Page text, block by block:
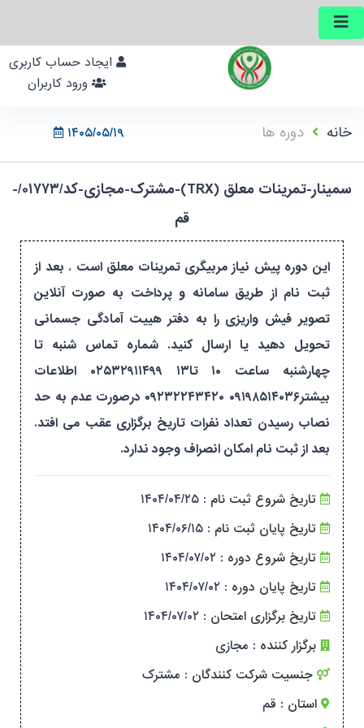
۱۴۰۵/۰۵/۱۹ خانه دوره ها
سمینار-تمرینات معلق (TRX)-مشترک-مجازی-کد/۰۱۷۷۳/-
قم
این دوره پیش نیاز مربیگری تمرینات معلق است . بعد از
ثبت نام از طریق سامانه و پرداخت به صورت آنلاین
تصویر فیش واریزی را به دفتر هییت آمادگی جسمانی
تحویل دهید یا ارسال کنید. شماره تماس شنبه تا
چهارشنبه ساعت ۱۰ تا۱۳ ۰۲۵۳۲۹۱۱۴۹۹ اطلاعات
بیشتر۰۹۱۹۸۵۱۴۰۳۶ ۰۹۲۳۲۲۴۳۴۲۰ درصورت عدم به حد
نصاب رسیدن تعداد نفرات تاریخ برگزاری عقب می افتد.
بعد از ثبت نام امکان انصراف وجود ندارد.
تاریخ شروع ثبت نام : ۱۴۰۴/۰۴/۲۵
تاریخ پایان ثبت نام : ۱۴۰۴/۰۶/۱۵
تاریخ شروع دوره : ۱۴۰۴/۰۷/۰۲
تاریخ پایان دوره : ۱۴۰۴/۰۷/۰۲
تاریخ برگزاری امتحان : ۱۴۰۴/۰۷/۰۲
برگزار کننده : مجازی
جنسیت شرکت کنندگان : مشترک
استان : قم